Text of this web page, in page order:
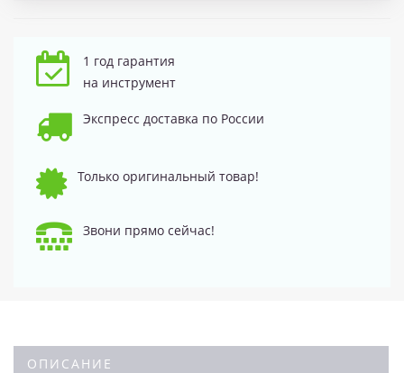
1 год гарантия
на инструмент
Экспресс доставка по России
Только оригинальный товар!
Звони прямо сейчас!
ОПИСАНИЕ